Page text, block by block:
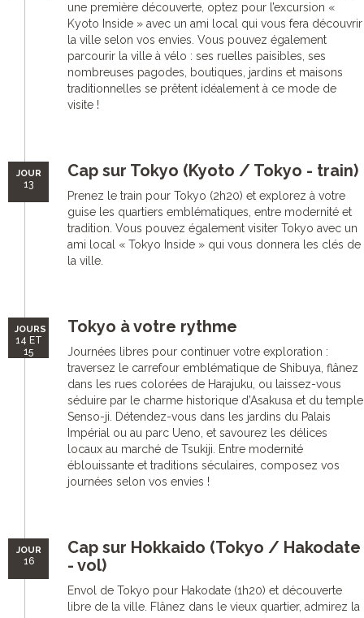
une première découverte, optez pour l’excursion «
Kyoto Inside » avec un ami local qui vous fera découvrir
la ville selon vos envies. Vous pouvez également
parcourir la ville à vélo : ses ruelles paisibles, ses
nombreuses pagodes, boutiques, jardins et maisons
traditionnelles se prêtent idéalement à ce mode de
visite !
JOUR
13
Cap sur Tokyo (Kyoto / Tokyo - train)
Prenez le train pour Tokyo (2h20) et explorez à votre
guise les quartiers emblématiques, entre modernité et
tradition. Vous pouvez également visiter Tokyo avec un
ami local « Tokyo Inside » qui vous donnera les clés de
la ville.
JOURS
14 ET
15
Tokyo à votre rythme
Journées libres pour continuer votre exploration :
traversez le carrefour emblématique de Shibuya, flânez
dans les rues colorées de Harajuku, ou laissez-vous
séduire par le charme historique d’Asakusa et du temple
Senso-ji. Détendez-vous dans les jardins du Palais
Impérial ou au parc Ueno, et savourez les délices
locaux au marché de Tsukiji. Entre modernité
éblouissante et traditions séculaires, composez vos
journées selon vos envies !
JOUR
16
Cap sur Hokkaido (Tokyo / Hakodate
- vol)
Envol de Tokyo pour Hakodate (1h20) et découverte
libre de la ville. Flânez dans le vieux quartier, admirez la